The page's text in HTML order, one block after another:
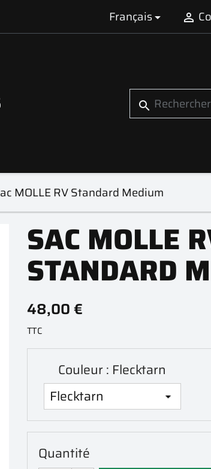
Français 
search
MOLLE RV Standard Medium
SAC MOLLE
STANDARD
48,00 €
TTC
Couleur : Flecktarn
Quantité